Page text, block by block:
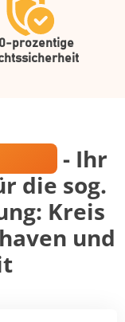
prozentige
- Ihr
die sog.
Kreis
und